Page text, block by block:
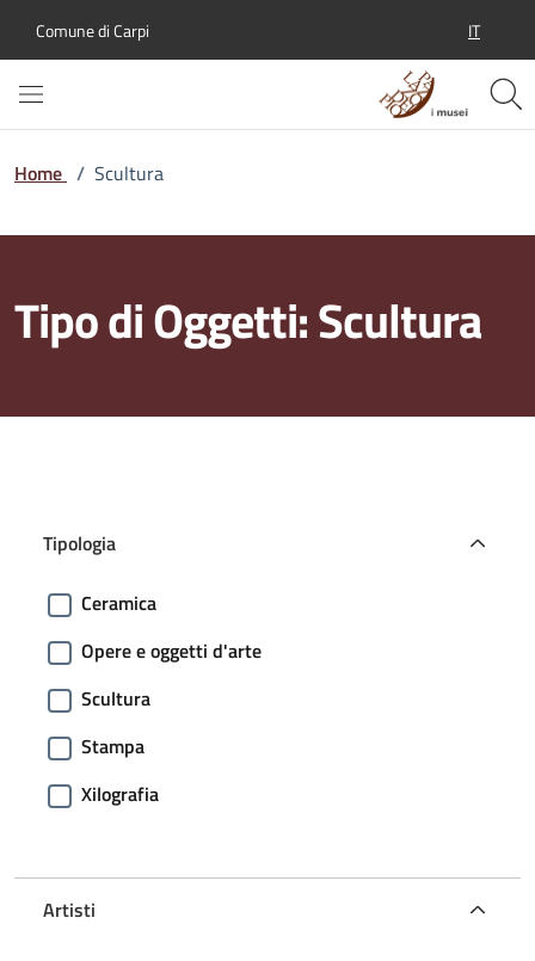
Comune di Carpi IT
Home / Scultura
Tipo di Oggetti:Scultura
Tipologia
Ceramica
Opere e oggetti d'arte
Scultura
Stampa
Xilografia
Artisti